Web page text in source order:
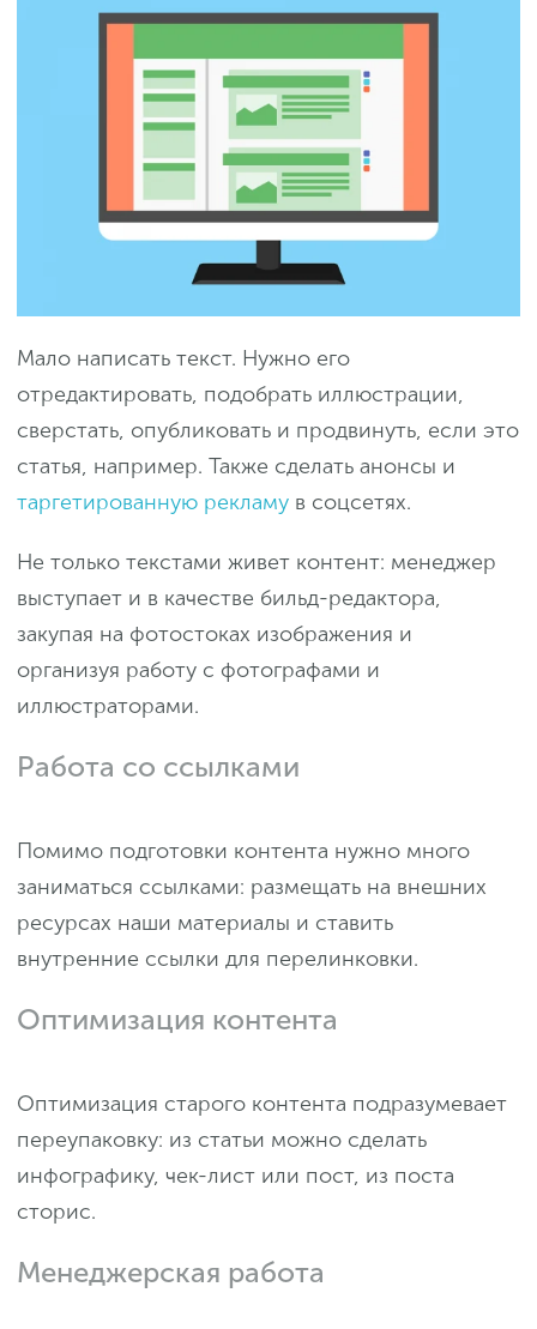
Мало написать текст. Нужно его
отредактировать, подобрать иллюстрации,
сверстать, опубликовать и продвинуть, если это
статья, например. Также сделать анонсы и
таргетированную рекламу в соцсетях.
Не только текстами живет контент: менеджер
выступает и в качестве бильд-редактора,
закупая на фотостоках изображения и
организуя работу с фотографами и
иллюстраторами.
Работа со ссылками
Помимо подготовки контента нужно много
заниматься ссылками: размещать на внешних
ресурсах наши материалы и ставить
внутренние ссылки для перелинковки.
Оптимизация контента
Оптимизация старого контента подразумевает
переупаковку: из статьи можно сделать
инфографику, чек-лист или пост, из поста
сторис.
Менеджерская работа